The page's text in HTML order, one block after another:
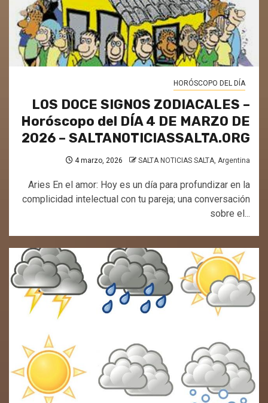
HORÓSCOPO DEL DÍA
LOS DOCE SIGNOS ZODIACALES –
Horóscopo del DÍA 4 DE MARZO DE
2026 – SALTANOTICIASSALTA.ORG
4 marzo, 2026 SALTA NOTICIAS SALTA, Argentina
Aries En el amor: Hoy es un día para profundizar en la
complicidad intelectual con tu pareja; una conversación
sobre el...